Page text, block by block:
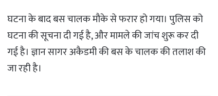
घटना के बाद बस चालक मौके से फरार हो गया। पुलिस को
घटना की सूचना दी गई है, और मामले की जांच शुरू कर दी
गई है। ज्ञान सागर अकैडमी की बस के चालक की तलाश की
जा रही है।